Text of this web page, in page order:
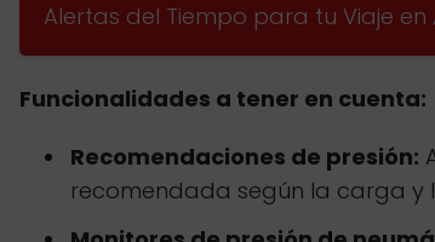
Alertas del Tiempo para tu Viaje
Funcionalidades a tener en cuenta:
Recomendaciones de presión:
recomendada según la carga y